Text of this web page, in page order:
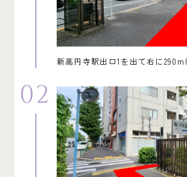
新高円寺駅出口1を出て右に290m
02